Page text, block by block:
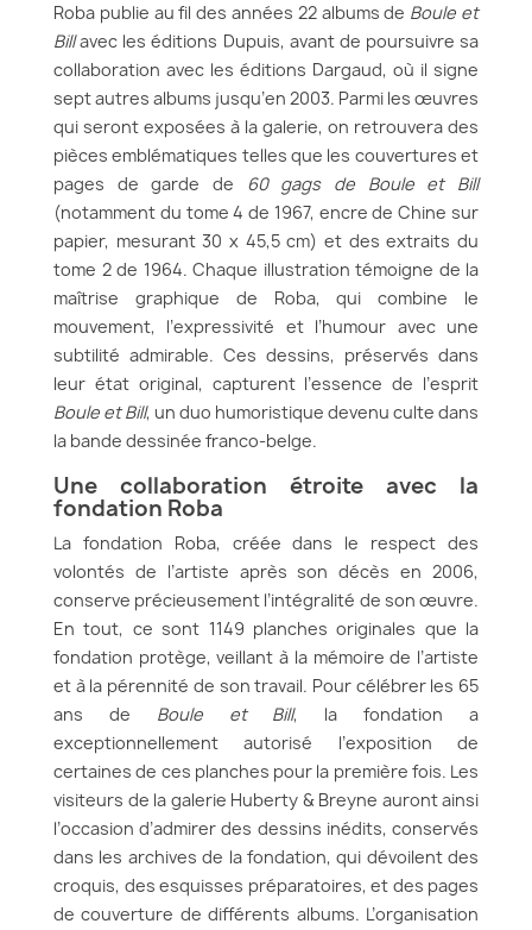
Roba publie au fil des années 22 albums de Boule et
Billavec les éditions Dupuis, avant de poursuivre sa
collaboration avec les éditions Dargaud, où il signe
sept autres albums jusqu’en 2003. Parmi les œuvres
qui seront exposées à la galerie, on retrouvera des
pièces emblématiques telles que les couvertures et
pages de garde de 60 gags de Boule et Bill
(notamment du tome 4 de 1967, encre de Chine sur
papier, mesurant 30 x 45,5 cm) et des extraits du
tome 2 de 1964. Chaque illustration témoigne de la
maîtrise graphique de Roba, qui combine le
mouvement, l’expressivité et l’humour avec une
subtilité admirable. Ces dessins, préservés dans
leur état original, capturent l’essence de l’esprit
Boule et Bill, un duo humoristique devenu culte dans
la bande dessinée franco-belge.
Une collaboration étroite avec la
fondation Roba
La fondation Roba, créée dans le respect des
volontés de l’artiste après son décès en 2006,
conserve précieusement l’intégralité de son œuvre.
En tout, ce sont 1149 planches originales que la
fondation protège, veillant à la mémoire de l’artiste
et à la pérennité de son travail. Pour célébrer les 65
ans de Boule et Bill, la fondation a
exceptionnellement autorisé l’exposition de
certaines de ces planches pour la première fois. Les
visiteurs de la galerie Huberty & Breyne auront ainsi
l’occasion d’admirer des dessins inédits, conservés
dans les archives de la fondation, qui dévoilent des
croquis, des esquisses préparatoires, et des pages
de couverture de différents albums. L’organisation